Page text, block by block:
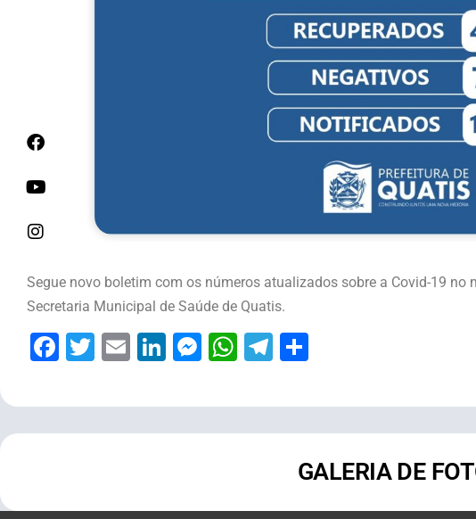
Segue novo boletim com os números atualizados sobre a Covid-19 no
Secretaria Municipal de Saúde de Quatis.
Facebook
Twitter
EmailLinkedIn
Messenger
WhatsApp
Telegram
GALERIA DE